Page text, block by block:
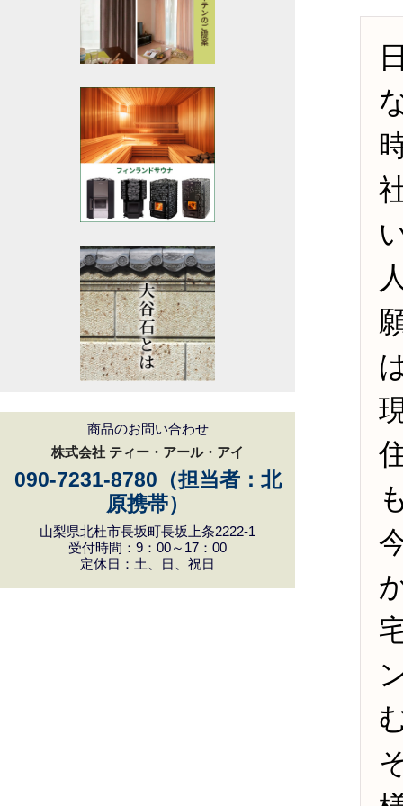
商品のお問い合わせ
株式会社 ティー・アール・アイ
090-7231-8780（担当者：北
原携帯）
山梨県北杜市長坂町長坂上条2222-1
受付時間：9：00～17：00
定休日：土、日、祝日